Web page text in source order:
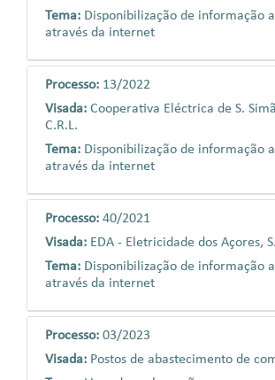
Tema: Disponibilização de informação
através da internet
Processo: 13/2022
Visada: Cooperativa Eléctrica de S.
C.R.L.
Tema: Disponibilização de informação
através da internet
Processo: 40/2021
Visada: EDA - Eletricidade dos Açores,
Tema: Disponibilização de informação
através da internet
Processo: 03/2023
Visada: Postos de abastecimento de